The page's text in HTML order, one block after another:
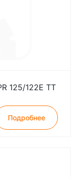
125/122E TT
Подробнее